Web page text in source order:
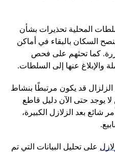
المحلية تحذيرات بشأن
السكان بالبقاء في أماكن
كما تحثهم على فحص
والإبلاغ عنها إلى السلطات.
قد يكون مرتبطًا بنشاط
يوجد حتى الآن دليل قاطع
شائع بعد الزلازل الكبيرة،
على تحليل البيانات التي تم